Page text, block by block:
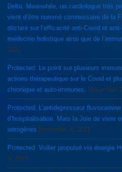
Delta. Meanwhile, un cardiologue très
vient d’être nommé commissaire de la
déclaré sur l’efficacité anti-Covid et
médecine holistique ainsi que de
2021
Protected: Le point sur plusieurs immuno-modulateurs naturels et leur
actions thérapeutique sur le Covid et
chronique et auto-immunes.
November
Protected: L’antidepresseur
d’hospitalisation. Mais la Joie de vivre
iatrogènes November 4, 2021
Protected: Voilier propulsé via énergie
3, 2021